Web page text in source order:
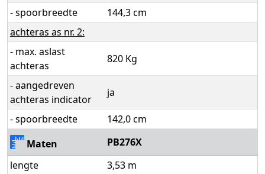
- spoorbreedte
144,3 cm
achteras as nr. 2:
- max. aslast
achteras
820 Kg
- aangedreven
achteras indicator
ja
- spoorbreedte
142,0 cm
Maten
PB276X
lengte
3,53 m